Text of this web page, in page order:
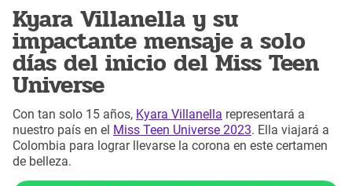
Kyara Villanella y su
impactante mensaje a solo
días del inicio del Miss Teen
Universe
Con tan solo 15 años, Kyara Villanella representará a
nuestro país en el Miss Teen Universe 2023. Ella viajará a
Colombia para lograr llevarse la corona en este certamen
de belleza.